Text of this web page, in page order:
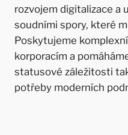
rozvojem digitalizace a
soudními spory, které
Poskytujeme
korporacím a
statusové záležitosti
potřeby moderních